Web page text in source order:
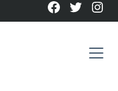
Facebook
Twitter